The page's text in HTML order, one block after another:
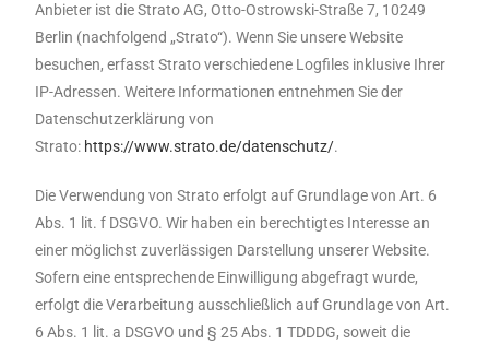
Anbieter ist die Strato AG, Otto-Ostrowski-Straße 7, 10249
Berlin (nachfolgend „Strato“). Wenn Sie unsere Website
besuchen, erfasst Strato verschiedene Logfiles inklusive Ihrer
IP-Adressen. Weitere Informationen entnehmen Sie der
Datenschutzerklärung von
Strato: https://www.strato.de/datenschutz/.
Die Verwendung von Strato erfolgt auf Grundlage von Art. 6
Abs. 1 lit. f DSGVO. Wir haben ein berechtigtes Interesse an
einer möglichst zuverlässigen Darstellung unserer Website.
Sofern eine entsprechende Einwilligung abgefragt wurde,
erfolgt die Verarbeitung ausschließlich auf Grundlage von Art.
6 Abs. 1 lit. a DSGVO und § 25 Abs. 1 TDDDG, soweit die